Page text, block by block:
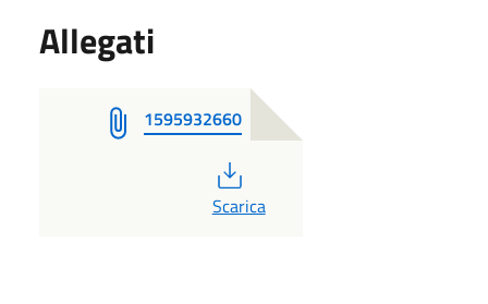
Allegati
1595932660
PDF
Scarica